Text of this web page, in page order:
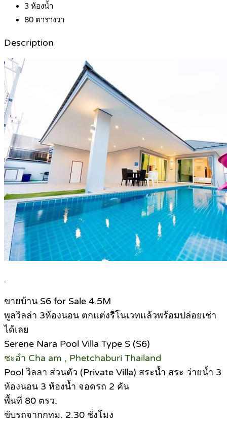
3 ห้องน้ำ
80 ตารางวา
Description
.
ขายบ้าน S6 for Sale 4.5M
พูลวิลล่า 3ห้องนอน ตกแต่งรีโนเวทแล้วพร้อมปล่อยเช่า
ได้เลย
Serene Nara Pool Villa Type S (S6)
ชะอำ Cha am , Phetchaburi Thailand
Pool วิลลา ส่วนตัว (Private Villa) สระน้ำ สระ ว่ายน้ำ 3
ห้องนอน 3 ห้องน้ำ จอดรถ 2 คัน
พื้นที่ 80 ตรว.
ขับรถจากกทม. 2.30 ชั่งโมง